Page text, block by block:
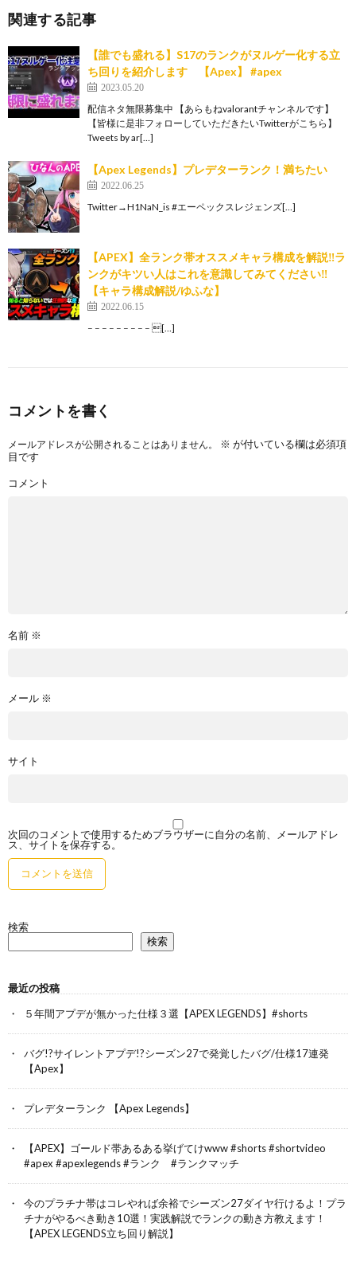
関連する記事
【誰でも盛れる】S17のランクがヌルゲー化する立
ち回りを紹介します 【Apex】 #apex
2023.05.20
配信ネタ無限募集中 【あらもねvalorantチャンネルです】
【皆様に是非フォローしていただきたいTwitterがこちら】
Tweets by ar[…]
【Apex Legends】プレデターランク！満ちたい
2022.06.25
Twitter→H1NaN_is #エーペックスレジェンズ[…]
【APEX】全ランク帯オススメキャラ構成を解説‼ラ
ンクがキツい人はこれを意識してみてください‼
【キャラ構成解説/ゆふな】
2022.06.15
– – – – – – – – – […]
コメントを書く
メールアドレスが公開されることはありません。 ※ が付いている欄は必須項
目です
コメント
名前 ※
メール ※
サイト
次回のコメントで使用するためブラウザーに自分の名前、メールアドレ
ス、サイトを保存する。
検索
検索
最近の投稿
５年間アプデが無かった仕様３選【APEX LEGENDS】#shorts
バグ!?サイレントアプデ!?シーズン27で発覚したバグ/仕様17連発
【Apex】
プレデターランク 【Apex Legends】
【APEX】ゴールド帯あるある挙げてけwww #shorts #shortvideo
#apex #apexlegends #ランク #ランクマッチ
今のプラチナ帯はコレやれば余裕でシーズン27ダイヤ行けるよ！プラ
チナがやるべき動き10選！実践解説でランクの動き方教えます！
【APEX LEGENDS立ち回り解説】